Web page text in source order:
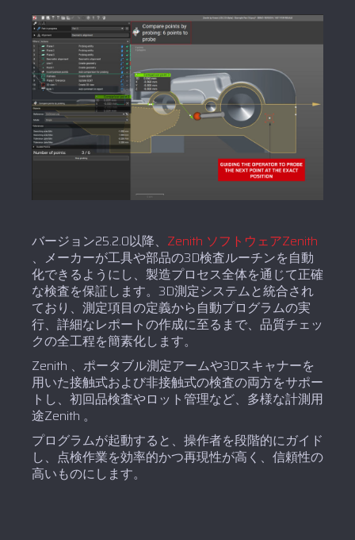
バージョン25.2.0以降、 Zenith ソフトウェアZenith
、メーカーが工具や部品の3D検査ルーチンを自動
化できるようにし、製造プロセス全体を通じて正確
な検査を保証します。3D測定システムと統合され
ており、測定項目の定義から自動プログラムの実
行、詳細なレポートの作成に至るまで、品質チェッ
クの全工程を簡素化します。
Zenith 、ポータブル測定アームや3Dスキャナーを
用いた接触式および非接触式の検査の両方をサポー
トし、初回品検査やロット管理など、多様な計測用
途Zenith 。
プログラムが起動すると、操作者を段階的にガイド
し、点検作業を効率的かつ再現性が高く、信頼性の
高いものにします。